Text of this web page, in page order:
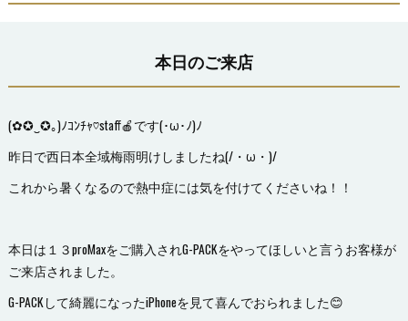
本日のご来店
(✿✪‿✪｡)ﾉｺﾝﾁｬ♡staff🍎です(･ω･ﾉ)ﾉ
昨日で西日本全域梅雨明けしましたね(/・ω・)/
これから暑くなるので熱中症には気を付けてくださいね！！
本日は１３proMaxをご購入されG-PACKをやってほしいと言うお客様が
ご来店されました。
G-PACKして綺麗になったiPhoneを見て喜んでおられました😊